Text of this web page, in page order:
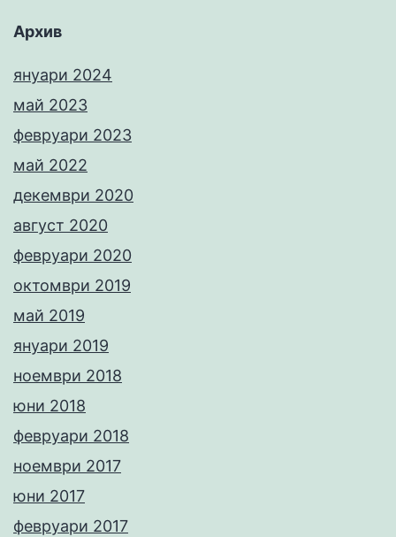
Архив
януари 2024
май 2023
февруари 2023
май 2022
декември 2020
август 2020
февруари 2020
октомври 2019
май 2019
януари 2019
ноември 2018
юни 2018
февруари 2018
ноември 2017
юни 2017
февруари 2017